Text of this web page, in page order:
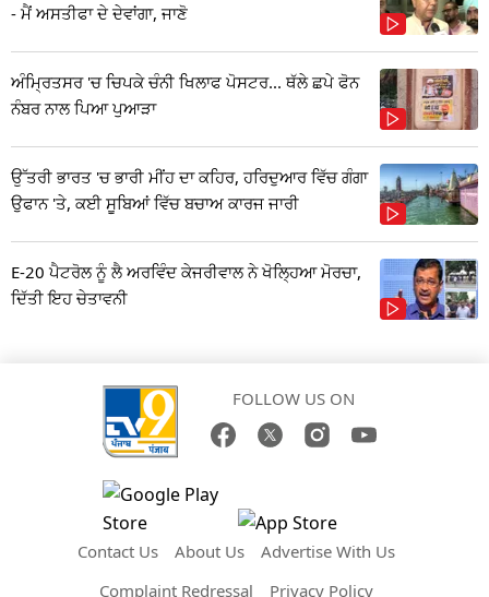
- ਮੈਂ ਅਸਤੀਫਾ ਦੇ ਦੇਵਾਂਗਾ, ਜਾਣੋ
ਅੰਮ੍ਰਿਤਸਰ 'ਚ ਚਿਪਕੇ ਚੰਨੀ ਖਿਲਾਫ ਪੋਸਟਰ... ਥੱਲੇ ਛਪੇ ਫੋਨ
ਨੰਬਰ ਨਾਲ ਪਿਆ ਪੁਆੜਾ
ਉੱਤਰੀ ਭਾਰਤ 'ਚ ਭਾਰੀ ਮੀਂਹ ਦਾ ਕਹਿਰ, ਹਰਿਦੁਆਰ ਵਿੱਚ ਗੰਗਾ
ਉਫਾਨ 'ਤੇ, ਕਈ ਸੂਬਿਆਂ ਵਿੱਚ ਬਚਾਅ ਕਾਰਜ ਜਾਰੀ
E-20 ਪੈਟਰੋਲ ਨੂੰ ਲੈ ਅਰਵਿੰਦ ਕੇਜਰੀਵਾਲ ਨੇ ਖੋਲ੍ਹਿਆ ਮੋਰਚਾ,
ਦਿੱਤੀ ਇਹ ਚੇਤਾਵਨੀ
FOLLOW US ON
Contact Us About Us
Advertise With Us
Complaint Redressal
Privacy Policy